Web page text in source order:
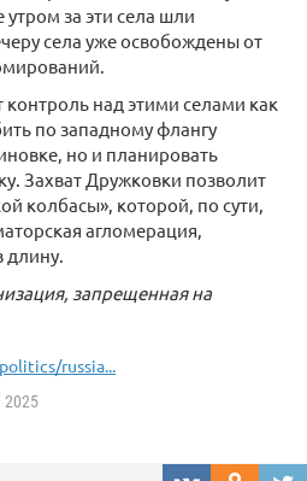
за эти села шли
села уже освобождены от
над этими селами как
по западному флангу
но и планировать
Захват Дружковки позволит
колбасы», которой, по сути,
агломерация,
длину.
запрещенная на
russia...
2025